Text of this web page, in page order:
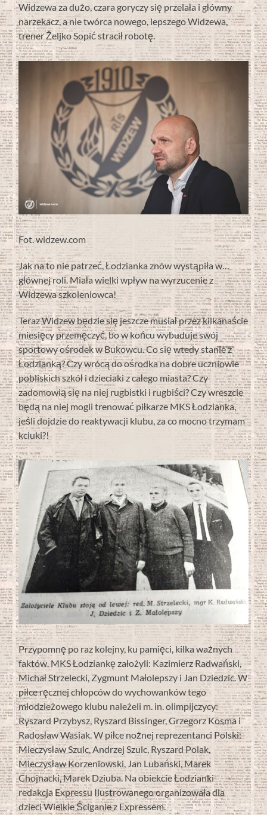
Widzewa za dużo, czara goryczy się przelała i główny
narzekacz, a nie twórca nowego, lepszego Widzewa,
trener Željko Sopić stracił robotę.
Fot. widzew.com
Jak na to nie patrzeć, Łodzianka znów wystąpiła w…
głównej roli. Miała wielki wpływ na wyrzucenie z
Widzewa szkoleniowca!
Teraz Widzew będzie się jeszcze musiał przez kilkanaście
miesięcy przemęczyć, bo w końcu wybuduje swój
sportowy ośrodek w Bukowcu. Co się wtedy stanie z
Łodzianką? Czy wrócą do ośrodka na dobre uczniowie
pobliskich szkół i dzieciaki z całego miasta? Czy
zadomowią się na niej rugbistki i rugbiści? Czy wreszcie
będą na niej mogli trenować piłkarze MKS Łodzianka,
jeśli dojdzie do reaktywacji klubu, za co mocno trzymam
kciuki?!
Przypomnę po raz kolejny, ku pamięci, kilka ważnych
faktów. MKS Łodziankę założyli: Kazimierz Radwański,
Michał Strzelecki, Zygmunt Małolepszy i Jan Dziedzic. W
piłce ręcznej chłopców do wychowanków tego
młodzieżowego klubu należeli m. in. olimpijczycy:
Ryszard Przybysz, Ryszard Bissinger, Grzegorz Kosma i
Radosław Wasiak. W piłce nożnej reprezentanci Polski:
Mieczysław Szulc, Andrzej Szulc, Ryszard Polak,
Mieczysław Korzeniowski, Jan Lubański, Marek
Chojnacki, Marek Dziuba. Na obiekcie Łodzianki
redakcja Expressu Ilustrowanego organizowała dla
dzieci Wielkie Ściganie z Expressem.